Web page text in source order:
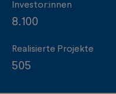
Investor:innen
8.100
Realisierte Projekte
505